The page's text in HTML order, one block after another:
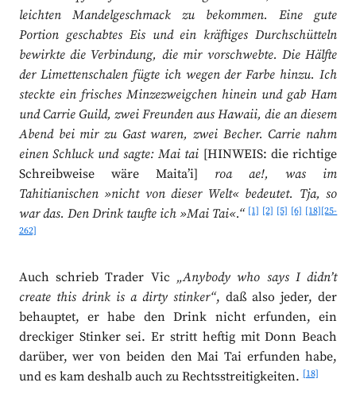
leichten Mandelgeschmack zu bekommen. Eine gute
Portion geschabtes Eis und ein kräftiges Durchschütteln
bewirkte die Verbindung, die mir vorschwebte. Die Hälfte
der Limettenschalen fügte ich wegen der Farbe hinzu. Ich
steckte ein frisches Minzezweigchen hinein und gab Ham
und Carrie Guild, zwei Freunden aus Hawaii, die an diesem
Abend bei mir zu Gast waren, zwei Becher. Carrie nahm
einen Schluck und sagte: Mai tai [HINWEIS: die richtige
Schreibweise wäre Maita’i] roa ae!, was im
Tahitianischen »nicht von dieser Welt« bedeutet. Tja, so
war das. Den Drink taufte ich »Mai Tai«.“ [1] [2] [5] [6] [18][25-
262]
Auch schrieb Trader Vic „Anybody who says I didn’t
create this drink is a dirty stinker“, daß also jeder, der
behauptet, er habe den Drink nicht erfunden, ein
dreckiger Stinker sei. Er stritt heftig mit Donn Beach
darüber, wer von beiden den Mai Tai erfunden habe,
und es kam deshalb auch zu Rechtsstreitigkeiten.[18]